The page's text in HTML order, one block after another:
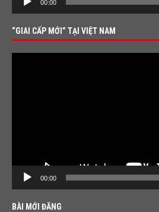
00:00
“GIAI CẤP MỚI” TẠI VIỆT NAM
00:00
BÀI MỚI ĐĂNG